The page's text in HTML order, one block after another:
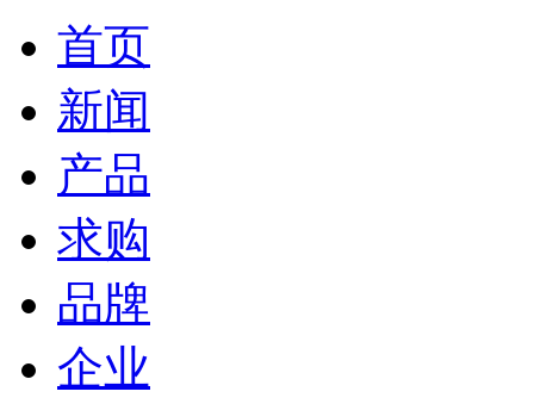
首页
新闻
产品
求购
品牌
企业